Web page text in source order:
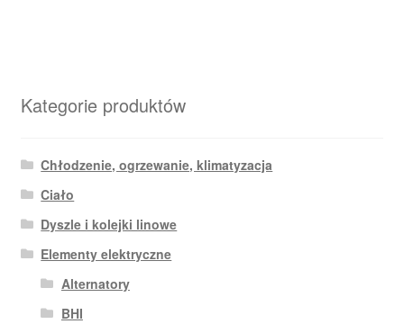
Kategorie produktów
Chłodzenie, ogrzewanie, klimatyzacja
Ciało
Dyszle i kolejki linowe
Elementy elektryczne
Alternatory
BHI